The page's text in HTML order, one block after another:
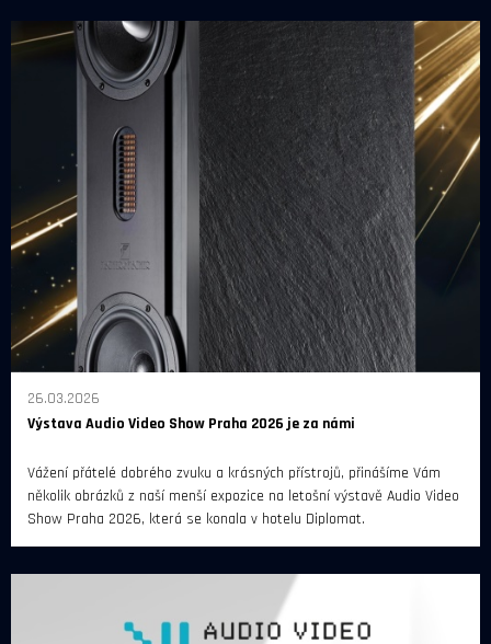
26.03.2026
Výstava Audio Video Show Praha 2026 je za námi
Vážení přátelé dobrého zvuku a krásných přístrojů, přinášíme Vám
několik obrázků z naší menší expozice na letošní výstavě Audio Video
Show Praha 2026, která se konala v hotelu Diplomat.